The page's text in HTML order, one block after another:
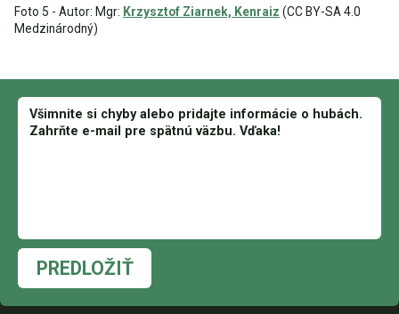
Foto 5 - Autor: Mgr: Krzysztof Ziarnek, Kenraiz (CC BY-SA 4.0
Medzinárodný)
PREDLOŽIŤ